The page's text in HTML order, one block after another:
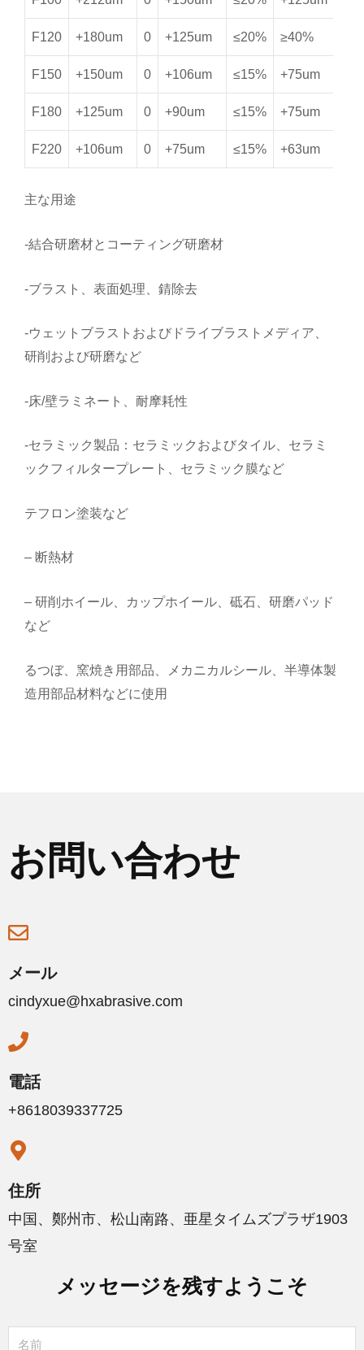
F120 +180um 0 +125um ≤20% ≥40%
F150 +150um 0 +106um ≤15% +75um
F180 +125um 0 +90um ≤15% +75um
F220 +106um 0 +75um ≤15% +63um
主な用途
-結合研磨材とコーティング研磨材
-ブラスト、表面処理、錆除去
-ウェットブラストおよびドライブラストメディア、
研削および研磨など
-床/壁ラミネート、耐摩耗性
-セラミック製品：セラミックおよびタイル、セラミ
ックフィルタープレート、セラミック膜など
テフロン塗装など
– 断熱材
– 研削ホイール、カップホイール、砥石、研磨パッド
など
るつぼ、窯焼き用部品、メカニカルシール、半導体製
造用部品材料などに使用
お問い合わせ
メール
cindyxue@hxabrasive.com
電話
+8618039337725
住所
中国、鄭州市、松山南路、亜星タイムズプラザ1903
号室
メッセージを残すようこそ